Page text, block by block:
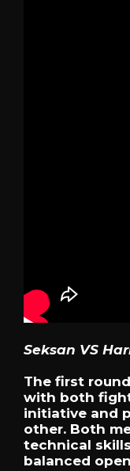
Seksan VS
The first
with both
initiative and
other. Both
technical
balanced